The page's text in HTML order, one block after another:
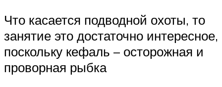
Что касается подводной охоты, то
занятие это достаточно интересное,
поскольку кефаль – осторожная и
проворная рыбка